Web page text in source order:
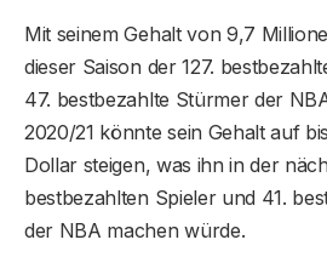
Mit seinem Gehalt von 9,7
dieser Saison der 127.
47. bestbezahlte Stürmer der
2020/21 könnte sein Gehalt auf
Dollar steigen, was ihn in der
bestbezahlten Spieler und 41.
der NBA machen würde.